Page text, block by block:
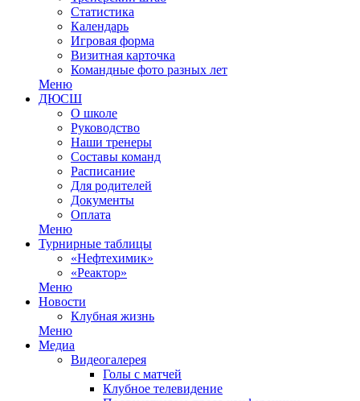
Статистика
Календарь
Игровая форма
Визитная карточка
Командные фото разных лет
Меню
ДЮСШ
О школе
Руководство
Наши тренеры
Составы команд
Расписание
Для родителей
Документы
Оплата
Меню
Турнирные таблицы
«Нефтехимик»
«Реактор»
Меню
Новости
Клубная жизнь
Меню
Медиа
Видеогалерея
Голы с матчей
Клубное телевидение